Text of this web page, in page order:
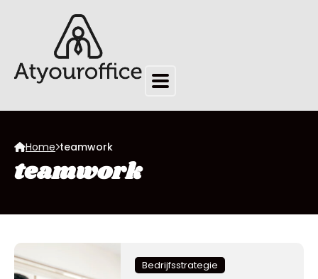
Home teamwork
teamwork
Bedrijfsstrategie